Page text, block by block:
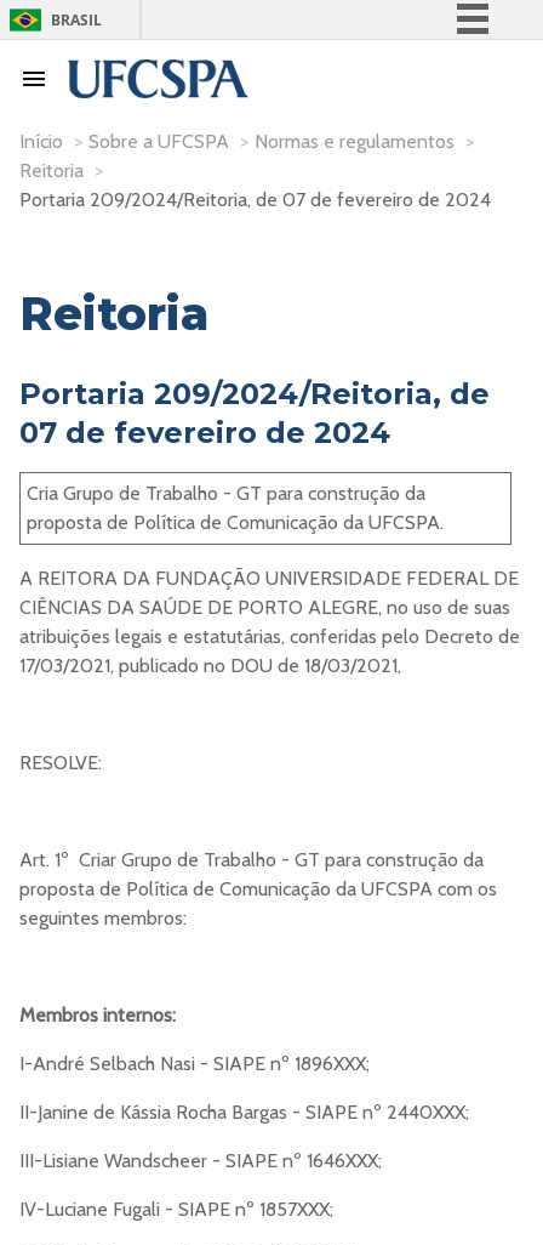
BRASIL
Participe
Início > Sobre a UFCSPA > Normas e regulamentos >
Reitoria >
Portaria 209/2024/Reitoria, de 07 de fevereiro de 2024
Reitoria
Portaria 209/2024/Reitoria, de
07 de fevereiro de 2024
Cria Grupo de Trabalho - GT para construção da
proposta de Política de Comunicação da UFCSPA.
A REITORA DA FUNDAÇÃO UNIVERSIDADE FEDERAL DE
CIÊNCIAS DA SAÚDE DE PORTO ALEGRE, no uso de suas
atribuições legais e estatutárias, conferidas pelo Decreto de
17/03/2021, publicado no DOU de 18/03/2021,
RESOLVE:
Art. 1º Criar Grupo de Trabalho - GT para construção da
proposta de Política de Comunicação da UFCSPA com os
seguintes membros:
Membros internos:
I-André Selbach Nasi - SIAPE nº 1896XXX;
II-Janine de Kássia Rocha Bargas - SIAPE nº 2440XXX;
III-Lisiane Wandscheer - SIAPE nº 1646XXX;
IV-Luciane Fugali - SIAPE nº 1857XXX;